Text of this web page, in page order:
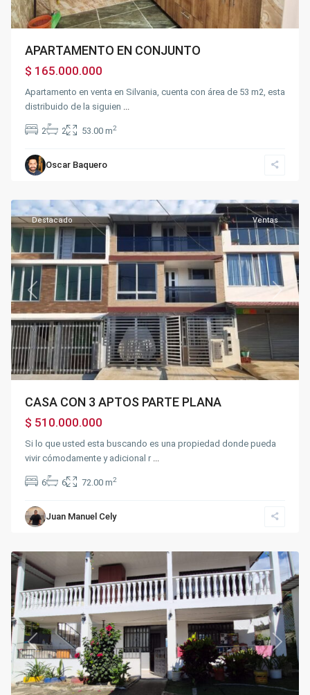
APARTAMENTO EN CONJUNTO
$ 165.000.000
Apartamento en venta en Silvania, cuenta con área de 53 m2, esta
distribuido de la siguien
2 2 53.00 m2
Oscar Baquero
Sector
Pampa
Parte
plana
Previous Next
Destacado Ventas
CASA CON 3 APTOS PARTE PLANA
$ 510.000.000
Si lo que usted esta buscando es una propiedad donde pueda
vivir cómodamente y adicional r
6 6 72.00 m2
Juan Manuel Cely
Silvania
Rural
Previous Next